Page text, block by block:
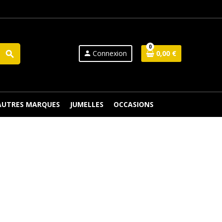
search person Connexion
0
0,00 €
MARQUES JUMELLES OCCASIONS